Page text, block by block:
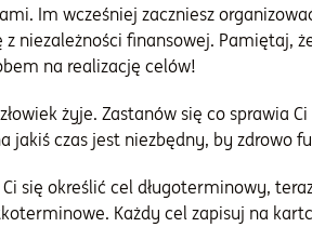
Im wcześniej zaczniesz
z niezależności finansowej. Pamiętaj,
na realizację celów!
żyje. Zastanów się co sprawia
jakiś czas jest niezbędny, by zdrowo
się określić cel długoterminowy,
Każdy cel zapisuj na